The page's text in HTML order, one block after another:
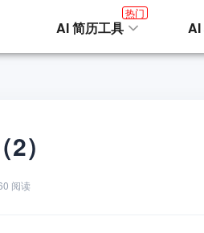
AI 简历工具
热门
AI
）
阅读